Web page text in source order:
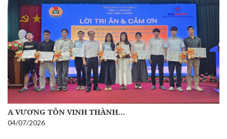
A VƯƠNG TÔN VINH THÀNH…
04/07/2026